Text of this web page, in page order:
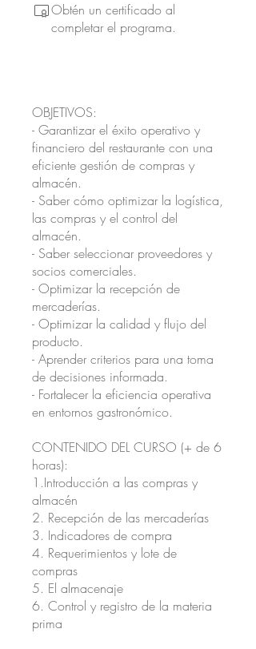
Obtén un certificado al
completar el programa.
OBJETIVOS:
- Garantizar el éxito operativo y
financiero del restaurante con una
eficiente gestión de compras y
almacén.
- Saber cómo optimizar la logística,
las compras y el control del
almacén.
- Saber seleccionar proveedores y
socios comerciales.
- Optimizar la recepción de
mercaderías.
- Optimizar la calidad y flujo del
producto.
- Aprender criterios para una toma
de decisiones informada.
- Fortalecer la eficiencia operativa
en entornos gastronómico.
CONTENIDO DEL CURSO (+ de 6
horas):
1.Introducción a las compras y
almacén
2. Recepción de las mercaderías
3. Indicadores de compra
4. Requerimientos y lote de
compras
5. El almacenaje
6. Control y registro de la materia
prima